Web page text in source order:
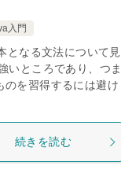
入門
となる文法について見
いところであり、つま
のを習得するには避け
続きを読む